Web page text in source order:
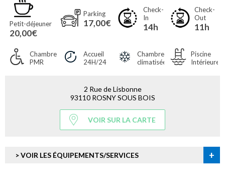
Petit-déjeuner
20,00€
Parking
17,00€
Check-
In
14h
Check-
Out
11h
Chambres
PMR
Accueil
24H/24
Chambres
climatisées
Piscine
Intérieure
2 Rue de Lisbonne
93110 ROSNY SOUS BOIS
VOIR SUR LA CARTE
> VOIR LES ÉQUIPEMENTS/SERVICES +